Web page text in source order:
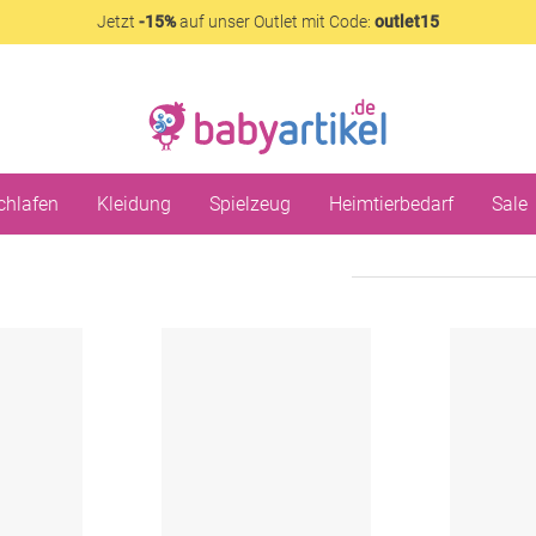
Jetzt -15%auf unser Outlet mit Code: outlet15
Kleidung Spielzeug Heimtierbedarf Sale